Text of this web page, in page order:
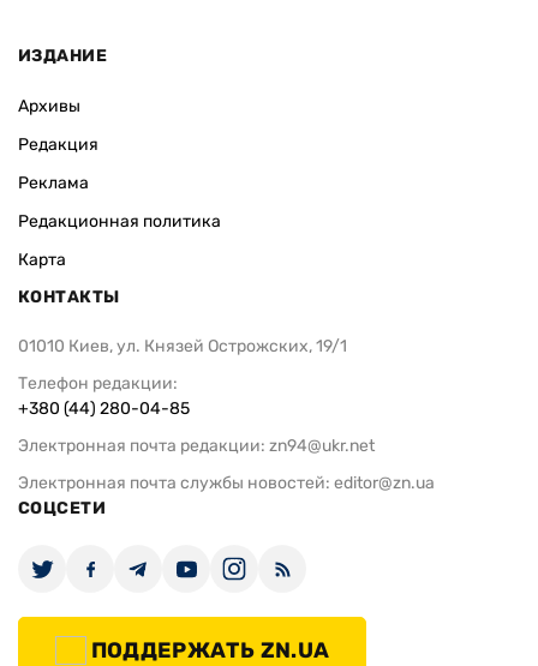
ИЗДАНИЕ
Архивы
Редакция
Реклама
Редакционная политика
Карта
КОНТАКТЫ
01010 Киев, ул. Князей Острожских, 19/1
Телефон редакции:
+380 (44) 280-04-85
Электронная почта редакции: zn94@ukr.net
Электронная почта службы новостей: editor@zn.ua
СОЦСЕТИ
ПОДДЕРЖАТЬ ZN.UA